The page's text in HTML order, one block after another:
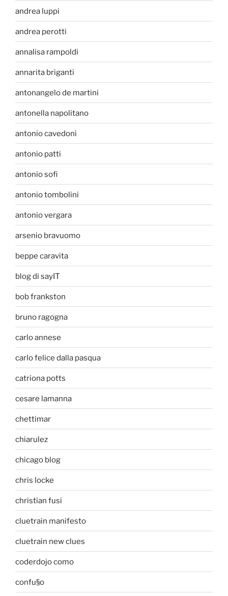
andrea luppi
andrea perotti
annalisa rampoldi
annarita briganti
antonangelo de martini
antonella napolitano
antonio cavedoni
antonio patti
antonio sofi
antonio tombolini
antonio vergara
arsenio bravuomo
beppe caravita
blog di sayIT
bob frankston
bruno ragogna
carlo annese
carlo felice dalla pasqua
catriona potts
cesare lamanna
chettimar
chiarulez
chicago blog
chris locke
christian fusi
cluetrain manifesto
cluetrain new clues
coderdojo como
confu§o